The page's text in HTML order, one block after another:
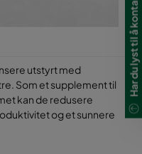
utstyrt med
Som et supplement til
kan de redusere
og et sunnere
Har du lyst til å kontakte oss?